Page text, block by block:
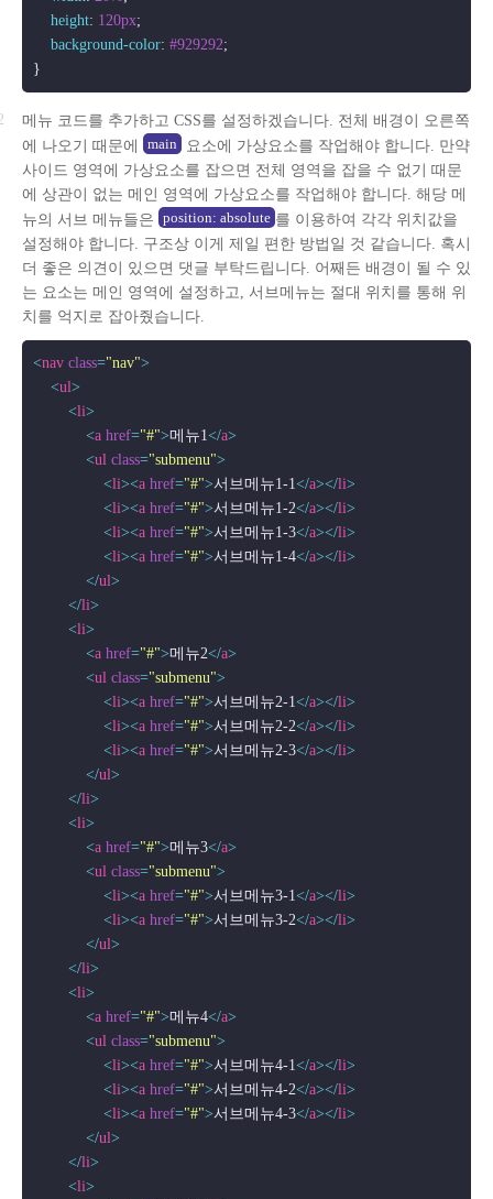
height: 120px;
background-color: #929292;
메뉴 코드를 추가하고 CSS를 설정하겠습니다. 전체 배경이 오른쪽
에 나오기 때문에
main
요소에 가상요소를 작업해야 합니다. 만약
사이드 영역에 가상요소를 잡으면 전체 영역을 잡을 수 없기 때문
에 상관이 없는 메인 영역에 가상요소를 작업해야 합니다. 해당 메
뉴의 서브 메뉴들은
position: absolute 를 이용하여 각각 위치값을
설정해야 합니다. 구조상 이게 제일 편한 방법일 것 같습니다. 혹시
더 좋은 의견이 있으면 댓글 부탁드립니다. 어째든 배경이 될 수 있
는 요소는 메인 영역에 설정하고, 서브메뉴는 절대 위치를 통해 위
치를 억지로 잡아줬습니다.
<nav class="nav">
<ul>
<li>
<a href="#">메뉴1</a>
<ul class="submenu">
<li><a href="#">서브메뉴1-1</a></li>
<li><a href="#">서브메뉴1-2</a></li>
<li><a href="#">서브메뉴1-3</a></li>
<li><a href="#">서브메뉴1-4</a></li>
</ul>
</li>
<li>
<a href="#">메뉴2</a>
<ul class="submenu">
<li><a href="#">서브메뉴2-1</a></li>
<li><a href="#">서브메뉴2-2</a></li>
<li><a href="#">서브메뉴2-3</a></li>
</ul>
</li>
<li>
<a href="#">메뉴3</a>
<ul class="submenu">
<li><a href="#">서브메뉴3-1</a></li>
<li><a href="#">서브메뉴3-2</a></li>
</ul>
</li>
<li>
<a href="#">메뉴4</a>
<ul class="submenu">
<li><a href="#">서브메뉴4-1</a></li>
<li><a href="#">서브메뉴4-2</a></li>
<li><a href="#">서브메뉴4-3</a></li>
</ul>
</li>
<li>